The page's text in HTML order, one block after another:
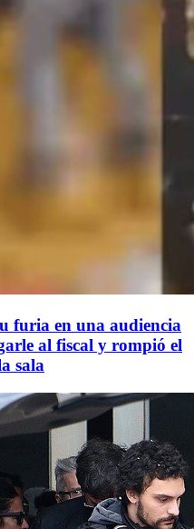
furia en una audiencia
al fiscal y rompió el
sala